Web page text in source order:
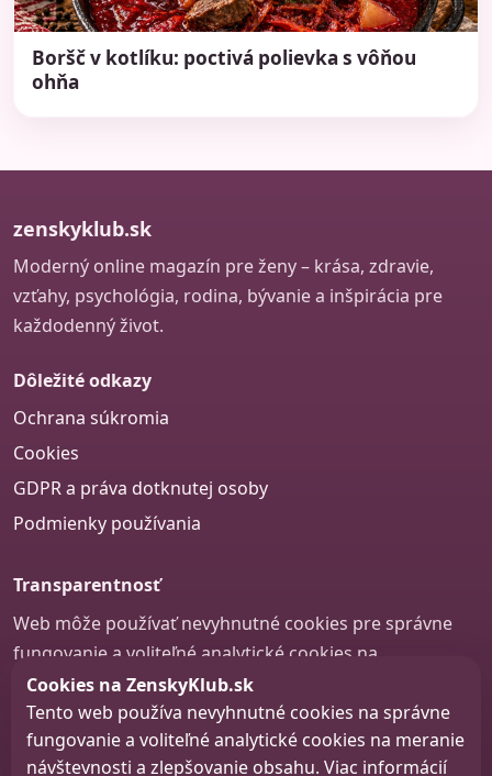
Boršč v kotlíku: poctivá polievka s vôňou
ohňa
zenskyklub.sk
Moderný online magazín pre ženy – krása, zdravie,
vzťahy, psychológia, rodina, bývanie a inšpirácia pre
každodenný život.
Dôležité odkazy
Ochrana súkromia
Cookies
GDPR a práva dotknutej osoby
Podmienky používania
Transparentnosť
Web môže používať nevyhnutné cookies pre správne
fungovanie a voliteľné analytické cookies na
zlepšovanie obsahu a používateľskej skúsenosti.
Nastavenie cookies
Cookies na ZenskyKlub.sk
Tento web používa nevyhnutné cookies na správne
fungovanie a voliteľné analytické cookies na meranie
návštevnosti a zlepšovanie obsahu. Viac informácií